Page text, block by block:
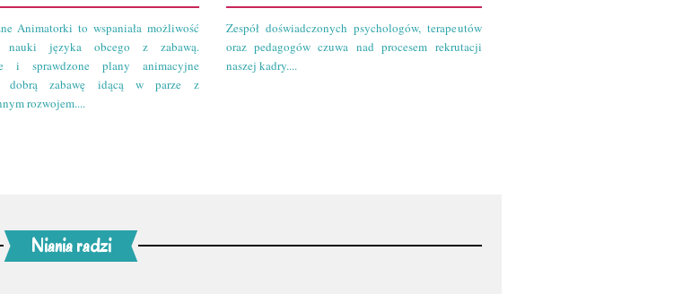
Animatorki to wspaniała możliwość
nauki języka obcego z zabawą.
i sprawdzone plany animacyjne
dobrą zabawę idącą w parze z
rozwojem....
Zespół doświadczonych psychologów, terapeutów
oraz pedagogów czuwa nad procesem rekrutacji
naszej kadry....
Niania radzi